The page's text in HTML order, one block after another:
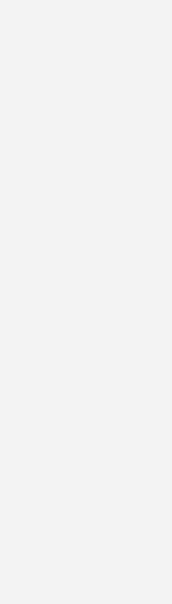
und Solar